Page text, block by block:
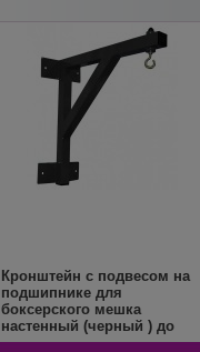
Кронштейн с подвесом на
подшипнике для
боксерского мешка
настенный (черный ) до
255кг вынос 51см FLEXTER